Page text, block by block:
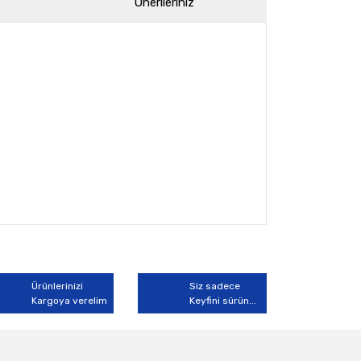
tarafımıza iletebilirsiniz.
Ürünlerinizi
Kargoya verelim
Siz sadece
Keyfini sürün...